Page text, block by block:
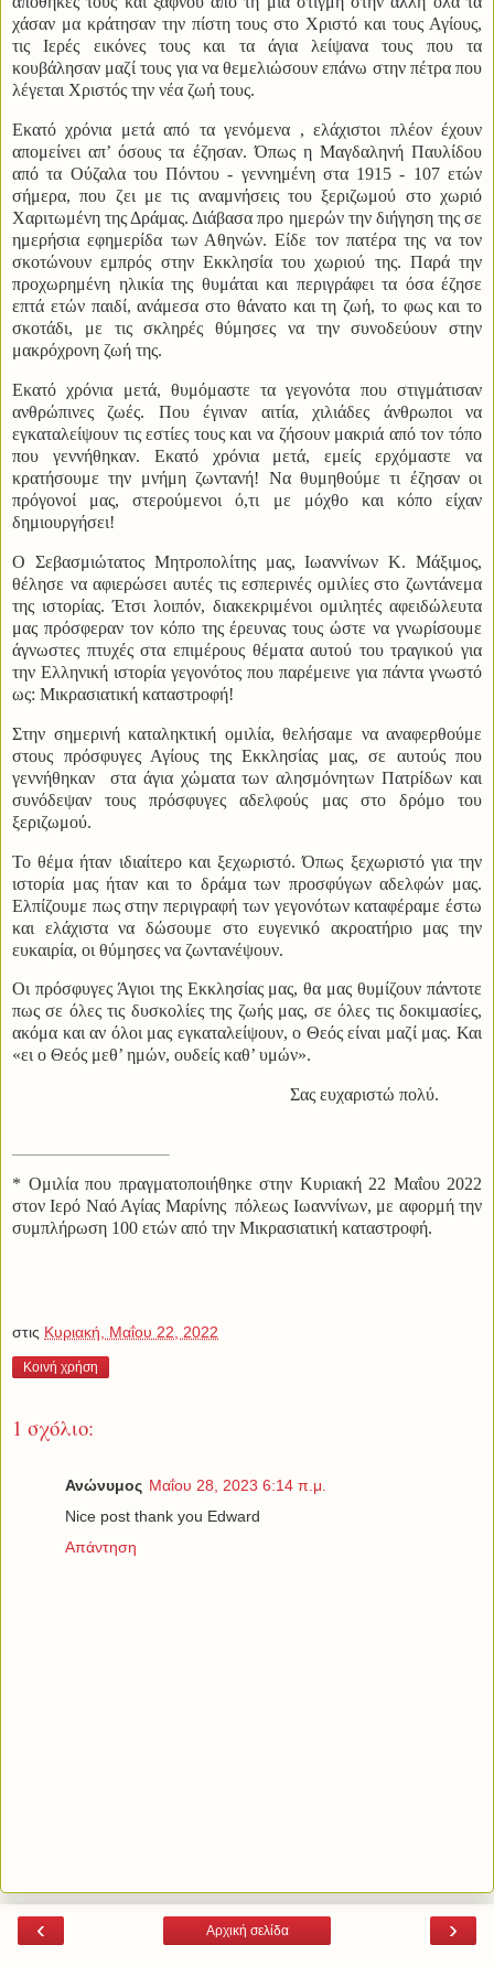
χάσαν μα κράτησαν την πίστη τους στο Χριστό και τους Αγίους,
τις Ιερές εικόνες τους και τα άγια λείψανα τους που τα
κουβάλησαν μαζί τους για να θεμελιώσουν επάνω στην πέτρα που
λέγεται Χριστός την νέα ζωή τους.
Εκατό χρόνια μετά από τα γενόμενα , ελάχιστοι πλέον έχουν
απομείνει απ’ όσους τα έζησαν. Όπως η Μαγδαληνή Παυλίδου
από τα Ούζαλα του Πόντου - γεννημένη στα 1915 - 107 ετών
σήμερα, που ζει με τις αναμνήσεις του ξεριζωμού στο χωριό
Χαριτωμένη της Δράμας. Διάβασα προ ημερών την διήγηση της σε
ημερήσια εφημερίδα των Αθηνών. Είδε τον πατέρα της να τον
σκοτώνουν εμπρός στην Εκκλησία του χωριού της. Παρά την
προχωρημένη ηλικία της θυμάται και περιγράφει τα όσα έζησε
επτά ετών παιδί, ανάμεσα στο θάνατο και τη ζωή, το φως και το
σκοτάδι, με τις σκληρές θύμησες να την συνοδεύουν στην
μακρόχρονη ζωή της.
Εκατό χρόνια μετά, θυμόμαστε τα γεγονότα που στιγμάτισαν
ανθρώπινες ζωές. Που έγιναν αιτία, χιλιάδες άνθρωποι να
εγκαταλείψουν τις εστίες τους και να ζήσουν μακριά από τον τόπο
που γεννήθηκαν. Εκατό χρόνια μετά, εμείς ερχόμαστε να
κρατήσουμε την μνήμη ζωντανή! Να θυμηθούμε τι έζησαν οι
πρόγονοί μας, στερούμενοι ό,τι με μόχθο και κόπο είχαν
δημιουργήσει!
Ο Σεβασμιώτατος Μητροπολίτης μας, Ιωαννίνων Κ. Μάξιμος,
θέλησε να αφιερώσει αυτές τις εσπερινές ομιλίες στο ζωντάνεμα
της ιστορίας. Έτσι λοιπόν, διακεκριμένοι ομιλητές αφειδώλευτα
μας πρόσφεραν τον κόπο της έρευνας τους ώστε να γνωρίσουμε
άγνωστες πτυχές στα επιμέρους θέματα αυτού του τραγικού για
την Ελληνική ιστορία γεγονότος που παρέμεινε για πάντα γνωστό
ως: Μικρασιατική καταστροφή!
Στην σημερινή καταληκτική ομιλία, θελήσαμε να αναφερθούμε
στους πρόσφυγες Αγίους της Εκκλησίας μας, σε αυτούς που
γεννήθηκαν
στα άγια χώματα των αλησμόνητων Πατρίδων και
συνόδεψαν τους πρόσφυγες αδελφούς μας στο δρόμο του
ξεριζωμού.
Το θέμα ήταν ιδιαίτερο και ξεχωριστό. Όπως ξεχωριστό για την
ιστορία μας ήταν και το δράμα των προσφύγων αδελφών μας.
Ελπίζουμε πως στην περιγραφή των γεγονότων καταφέραμε έστω
και ελάχιστα να δώσουμε στο ευγενικό ακροατήριο μας την
ευκαιρία, οι θύμησες να ζωντανέψουν.
Οι πρόσφυγες Άγιοι της Εκκλησίας μας, θα μας θυμίζουν πάντοτε
πως σε όλες τις δυσκολίες της ζωής μας, σε όλες τις δοκιμασίες,
ακόμα και αν όλοι μας εγκαταλείψουν, ο Θεός είναι μαζί μας. Και
«ει ο Θεός μεθ’ ημών, ουδείς καθ’ υμών».
Σας ευχαριστώ πολύ.
* Ομιλία που πραγματοποιήθηκε στην Κυριακή 22 Μαΐου 2022
στον Ιερό Ναό Αγίας Μαρίνης πόλεως Ιωαννίνων, με αφορμή την
συμπλήρωση 100 ετών από την Μικρασιατική καταστροφή.
στις Κυριακή, Μαΐου 22, 2022
Κοινή χρήση
1 σχόλιο:
Ανώνυμος Μαΐου 28, 2023 6:14 π.μ.
Nice post thank you Edward
Απάντηση
‹ ›
Αρχική σελίδα